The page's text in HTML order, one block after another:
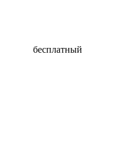
бесплатный